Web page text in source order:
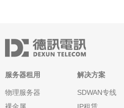
服务器租用
物理服务器
解决方案
SDWAN专线